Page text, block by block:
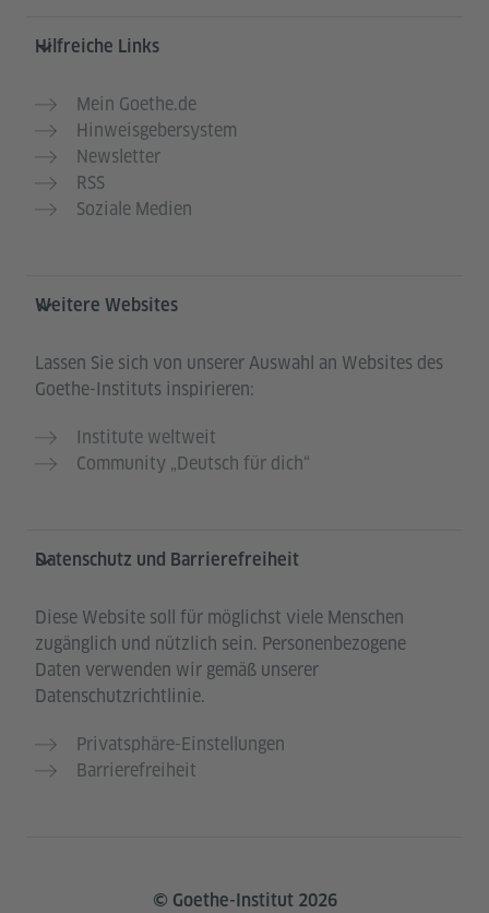
Hilfreiche Links
Mein Goethe.de
Hinweisgebersystem
Newsletter
RSS
Soziale Medien
Weitere Websites
Lassen Sie sich von unserer Auswahl an Websites des
Goethe-Instituts inspirieren:
Institute weltweit
Community „Deutsch für dich“
Datenschutz und Barrierefreiheit
Diese Website soll für möglichst viele Menschen
zugänglich und nützlich sein. Personenbezogene
Daten verwenden wir gemäß unserer
Datenschutzrichtlinie.
Privatsphäre-Einstellungen
Barrierefreiheit
© Goethe-Institut 2026